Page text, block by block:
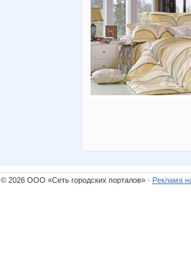
© 2026 ООО «Сеть городских порталов» · Реклама